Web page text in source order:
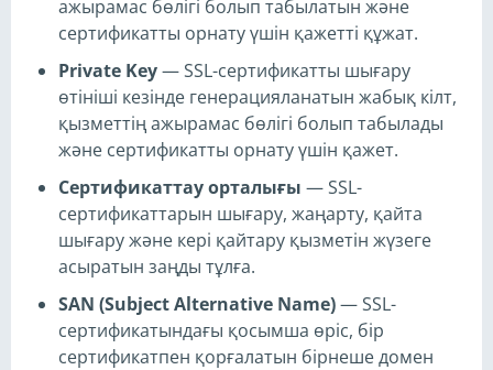
ажырамас бөлігі болып табылатын және
сертификатты орнату үшін қажетті құжат.
Private Key— SSL-сертификатты шығару
өтініші кезінде генерацияланатын жабық кілт,
қызметтің ажырамас бөлігі болып табылады
және сертификатты орнату үшін қажет.
Сертификаттау орталығы — SSL-
сертификаттарын шығару, жаңарту, қайта
шығару және кері қайтару қызметін жүзеге
асыратын заңды тұлға.
SAN (Subject Alternative Name)— SSL-
сертификатындағы қосымша өріс, бір
сертификатпен қорғалатын бірнеше домен